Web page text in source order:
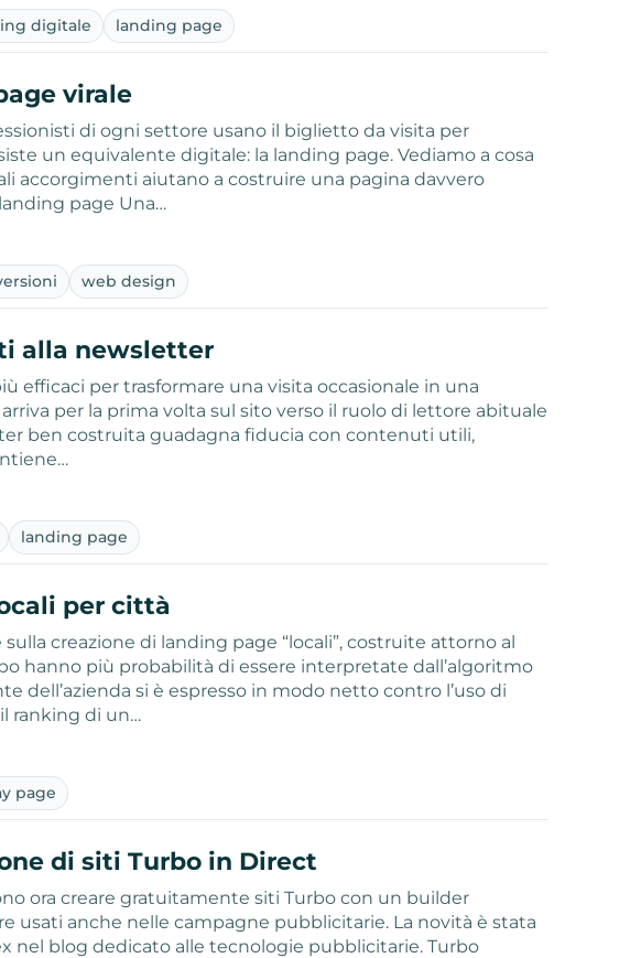
digitale landing page
virale
di ogni settore usano il biglietto da visita per
un equivalente digitale: la landing page. Vediamo a cosa
accorgimenti aiutano a costruire una pagina davvero
page Una…
web design
alla newsletter
efficaci per trasformare una visita occasionale in una
per la prima volta sul sito verso il ruolo di lettore abituale
ben costruita guadagna fiducia con contenuti utili,
landing page
per città
creazione di landing page “locali”, costruite attorno al
hanno più probabilità di essere interpretate dall’algoritmo
dell’azienda si è espresso in modo netto contro l’uso di
ranking di un…
page
di siti Turbo in Direct
ora creare gratuitamente siti Turbo con un builder
usati anche nelle campagne pubblicitarie. La novità è stata
nel blog dedicato alle tecnologie pubblicitarie. Turbo